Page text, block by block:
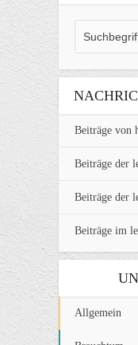
Beiträge von
Beiträge der
Beiträge der
Beiträge im
Allgemein